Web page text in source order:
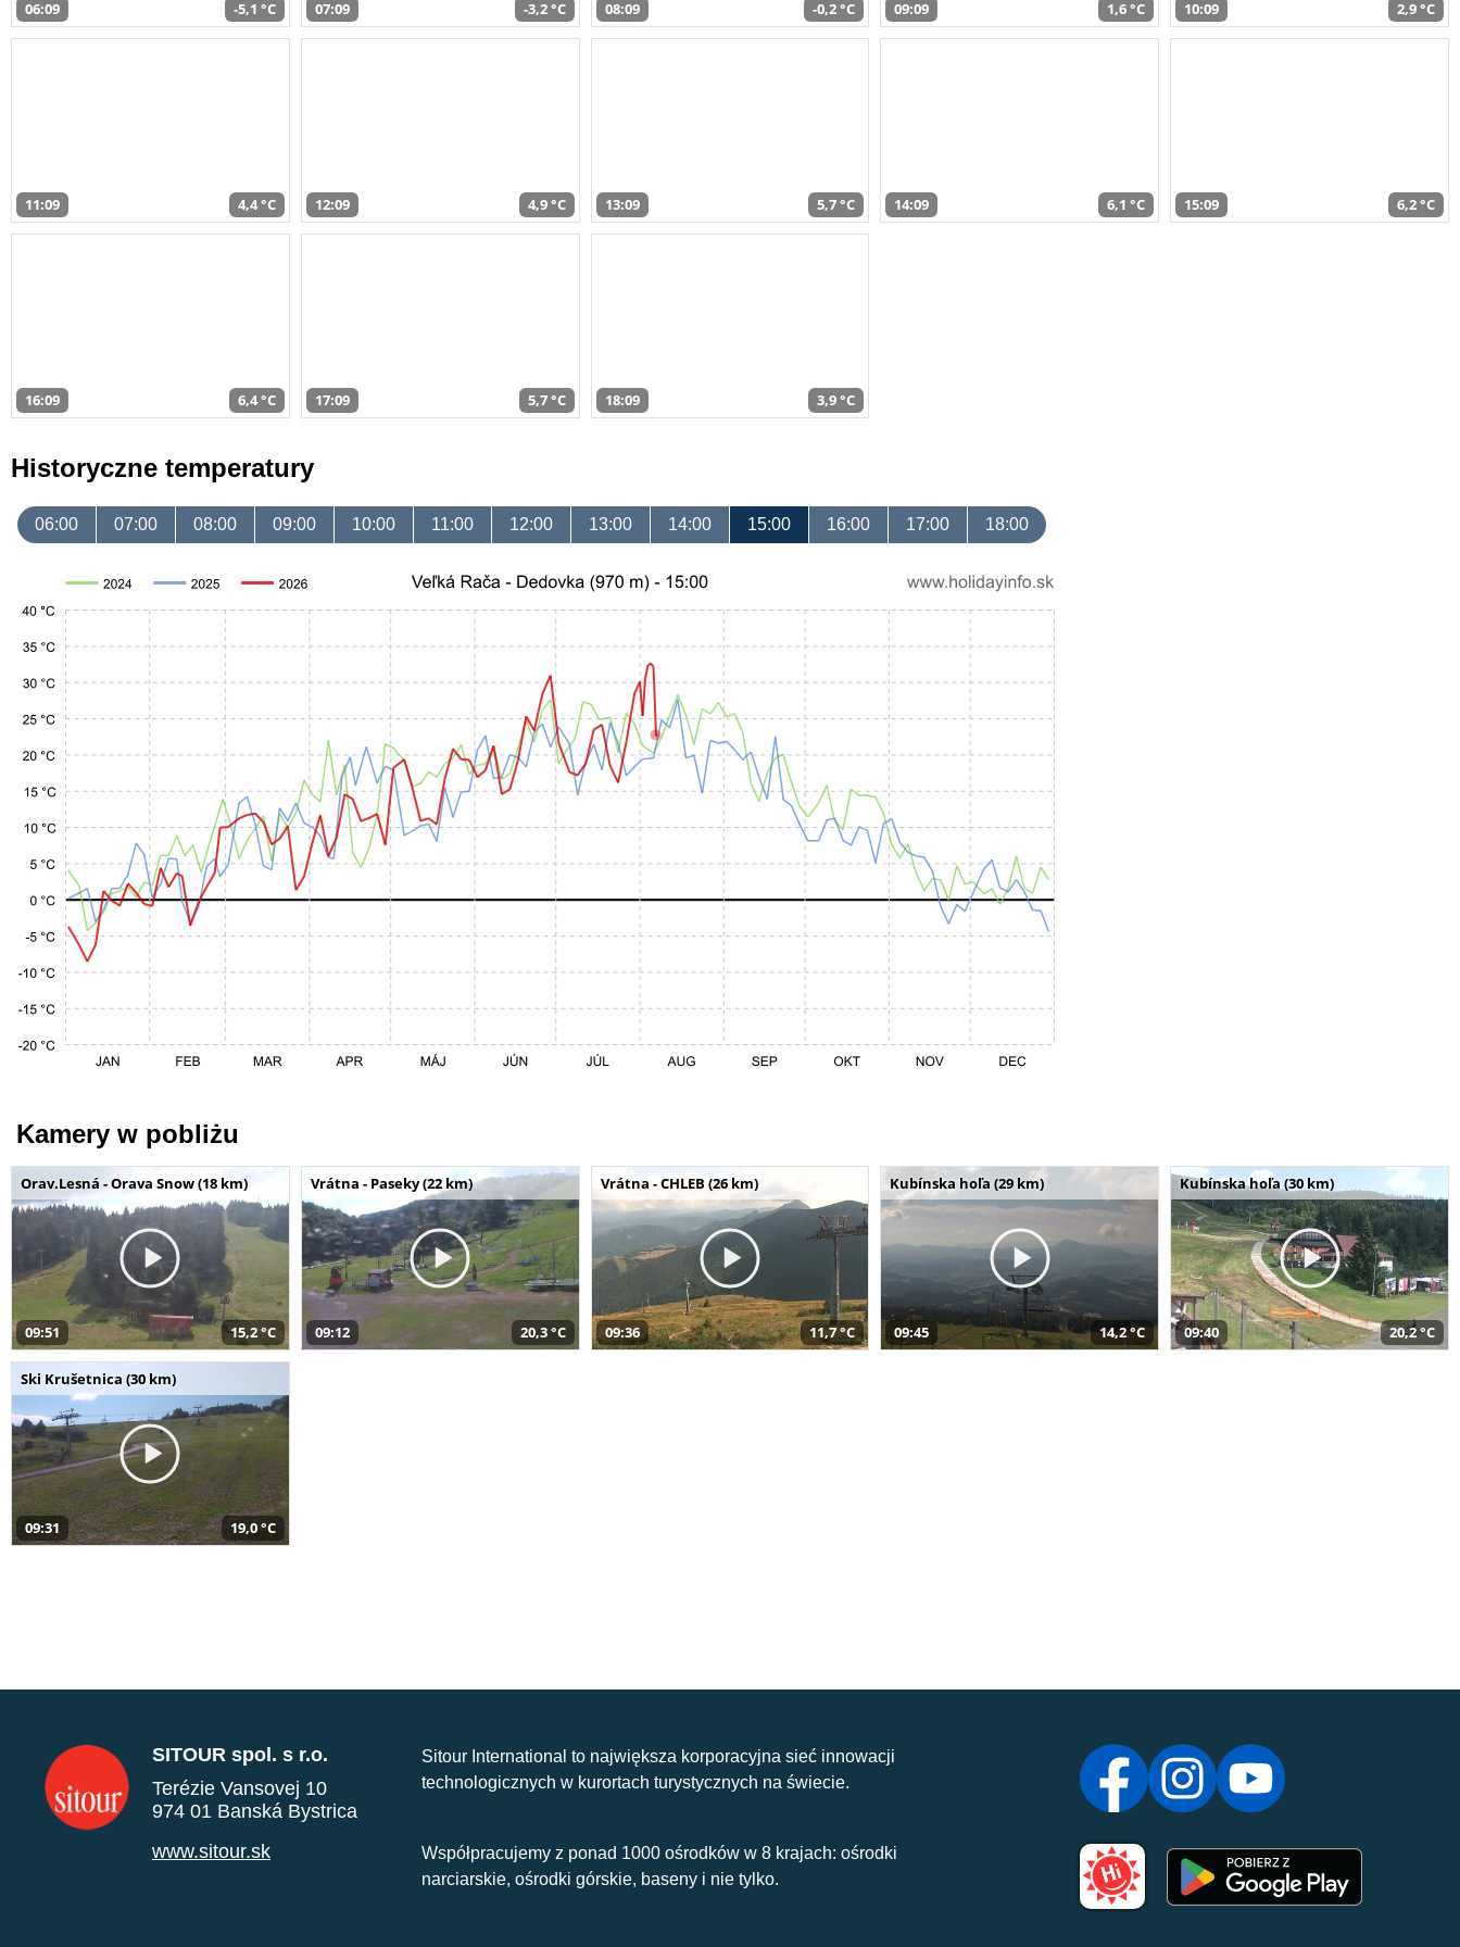
06:09 -5,1 °C 07:09 -3,2 °C 08:09 -0,2 °C 09:09 1,6 °C 10:09 2,9 °C
11:09 4,4 °C 12:09 4,9 °C 13:09 5,7 °C 14:09 6,1 °C 15:09 6,2 °C
16:09 6,4 °C 17:09 5,7 °C 18:09 3,9 °C
Historyczne temperatury
06:00 07:00 08:00 09:00 10:00 11:00 12:00 13:00 14:00 15:00 16:00 17:00 18:00
Kamery w pobliżu
Orav.Lesná - Orava Snow (18 km)
09:51 15,2 °C
Vrátna - Paseky (22 km)
09:12 20,3 °C
Vrátna - CHLEB (26 km)
09:36 11,7 °C
Kubínska hoľa (29 km)
09:45 14,2 °C
Kubínska hoľa (30 km)
09:40 20,2 °C
Ski Krušetnica (30 km)
09:31 19,0 °C
SITOUR spol. s r.o.
Terézie Vansovej 10
974 01 Banská Bystrica
www.sitour.sk
Sitour International to największa korporacyjna sieć innowacji
technologicznych w kurortach turystycznych na świecie.
Współpracujemy z ponad 1000 ośrodków w 8 krajach: ośrodki
narciarskie, ośrodki górskie, baseny i nie tylko.